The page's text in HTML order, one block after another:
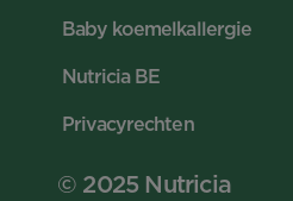
Baby koemelkallergie
Nutricia BE
Privacyrechten
© 2025 Nutricia